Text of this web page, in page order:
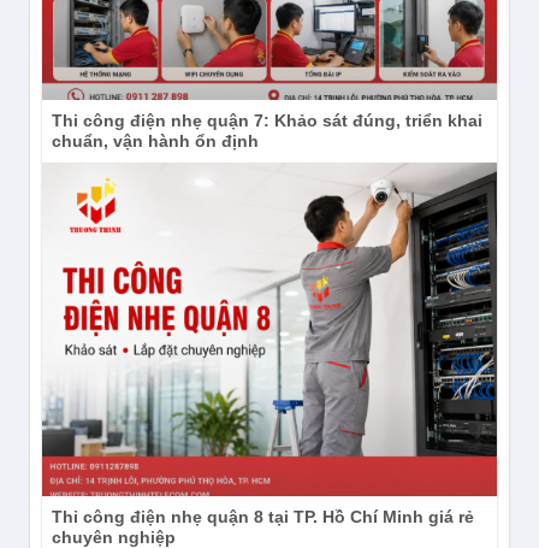
Thi công điện nhẹ quận 7: Khảo sát đúng, triển khai
chuẩn, vận hành ổn định
Thi công điện nhẹ quận 8 tại TP. Hồ Chí Minh giá rẻ
chuyên nghiệp